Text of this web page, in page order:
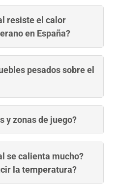
resiste el calor
en España?
pesados sobre el
y zonas de juego?
se calienta mucho?
la temperatura?